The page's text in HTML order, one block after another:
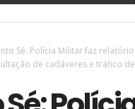
Sé: Polícia Militar faz
de cadáveres e tráfico